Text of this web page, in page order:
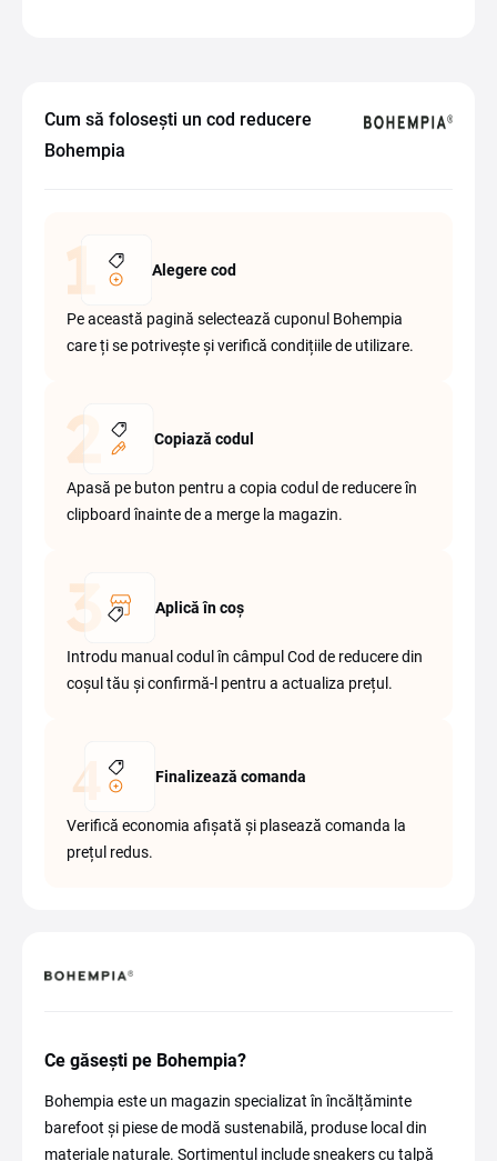
Cum să folosești un cod reducere
Bohempia
Alegere cod
Pe această pagină selectează cuponul Bohempia
care ți se potrivește și verifică condițiile de utilizare.
Copiază codul
Apasă pe buton pentru a copia codul de reducere în
clipboard înainte de a merge la magazin.
Aplică în coș
Introdu manual codul în câmpul Cod de reducere din
coșul tău și confirmă-l pentru a actualiza prețul.
Finalizează comanda
Verifică economia afișată și plasează comanda la
prețul redus.
Ce găsești pe Bohempia?
Bohempia este un magazin specializat în încălțăminte
barefoot și piese de modă sustenabilă, produse local din
materiale naturale. Sortimentul include sneakers cu talpă